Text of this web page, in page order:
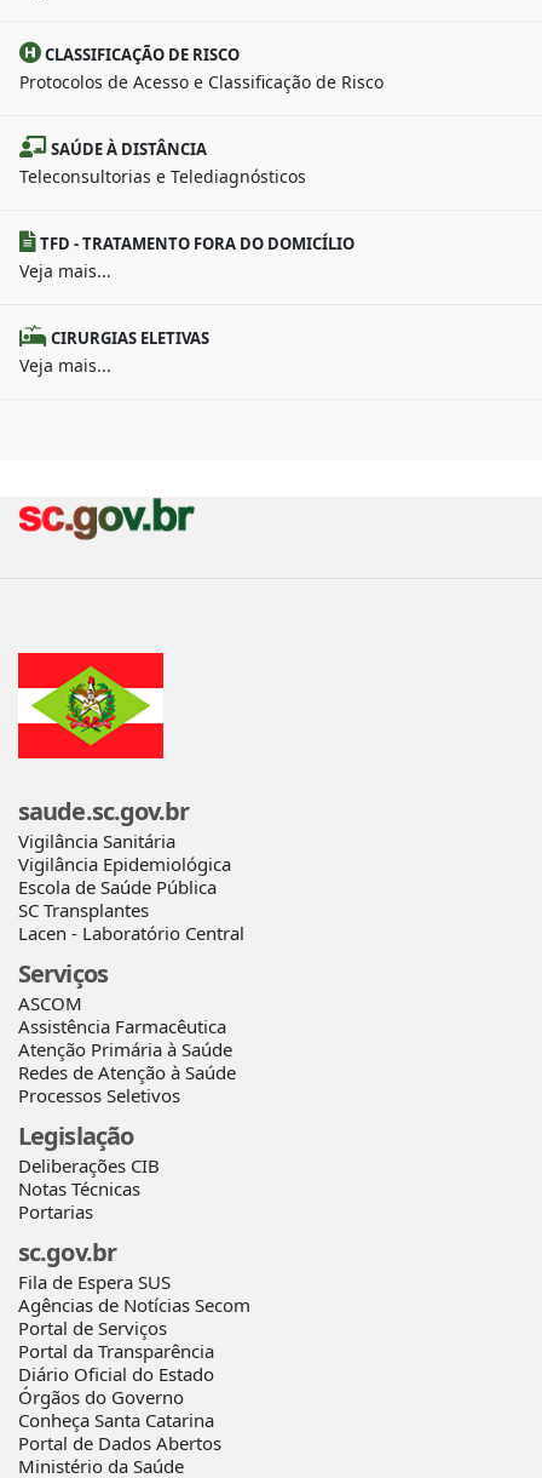
CLASSIFICAÇÃO DE RISCO
Protocolos de Acesso e Classificação de Risco
SAÚDE À DISTÂNCIA
Teleconsultorias e Telediagnósticos
TFD - TRATAMENTO FORA DO DOMICÍLIO
Veja mais...
CIRURGIAS ELETIVAS
Veja mais...
saude.sc.gov.br
Vigilância Sanitária
Vigilância Epidemiológica
Escola de Saúde Pública
SC Transplantes
Lacen - Laboratório Central
Serviços
ASCOM
Assistência Farmacêutica
Atenção Primária à Saúde
Redes de Atenção à Saúde
Processos Seletivos
Legislação
Deliberações CIB
Notas Técnicas
Portarias
sc.gov.br
Fila de Espera SUS
Agências de Notícias Secom
Portal de Serviços
Portal da Transparência
Diário Oficial do Estado
Órgãos do Governo
Conheça Santa Catarina
Portal de Dados Abertos
Ministério da Saúde